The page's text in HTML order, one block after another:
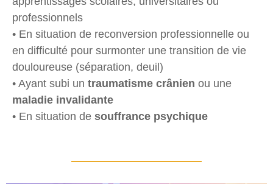
professionnels
• En situation de reconversion professionnelle ou
en difficulté pour surmonter une transition de vie
douloureuse (séparation, deuil)
• Ayant subi un traumatisme crânien ou une
maladie invalidante
• En situation de souffrance psychique